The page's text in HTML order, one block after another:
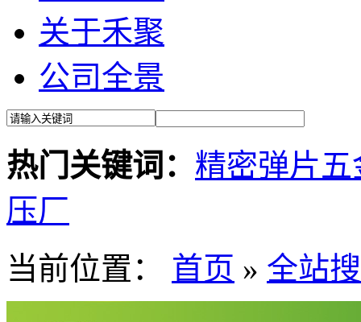
关于禾聚
公司全景
热门关键词： 精密弹片
压厂
当前位置：
首页 » 全站